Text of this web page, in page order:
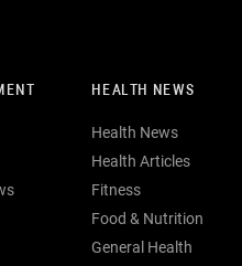
HEALTH NEWS
Health News
Health Articles
Fitness
Food & Nutrition
General Health